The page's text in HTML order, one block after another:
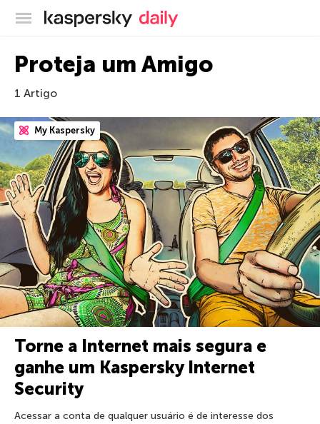
Blog oficial da Kaspersky
Proteja um Amigo
1 Artigo
My Kaspersky
Torne a Internet mais segura e
ganhe um Kaspersky Internet
Security
Acessar a conta de qualquer usuário é de interesse dos